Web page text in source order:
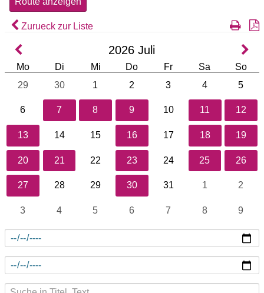
Zurueck zur Liste
2026 Juli
Mo Di Mi Do Fr Sa
So
29
30 1 2 3 4 5
6 7 8 9 10 11 12
13 14 15 16 17 18 19
20 21 22 23 24 25 26
27 28 29 30 31 1 2
3 4 5 6 7 8 9